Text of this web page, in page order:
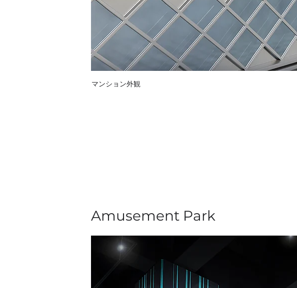
マンション外観
Amusement Park